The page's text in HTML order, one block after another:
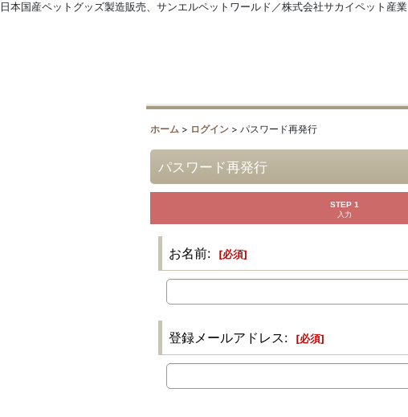
日本国産ペットグッズ製造販売、サンエルペットワールド／株式会社サカイペット産業
ホーム > ログイン > パスワード再発行
パスワード再発行
STEP 1
入力
お名前: [必須]
登録メールアドレス: [必須]